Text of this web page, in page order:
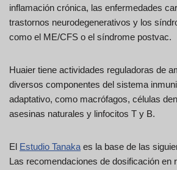
inflamación crónica, las enfermedades
trastornos neurodegenerativos y los
como el ME/CFS o el síndrome postvac.
Huaier tiene actividades reguladoras de
diversos componentes del sistema
adaptativo, como macrófagos, células
asesinas naturales y linfocitos T y B.
El Estudio Tanaka es la base de las
Las recomendaciones de dosificación en